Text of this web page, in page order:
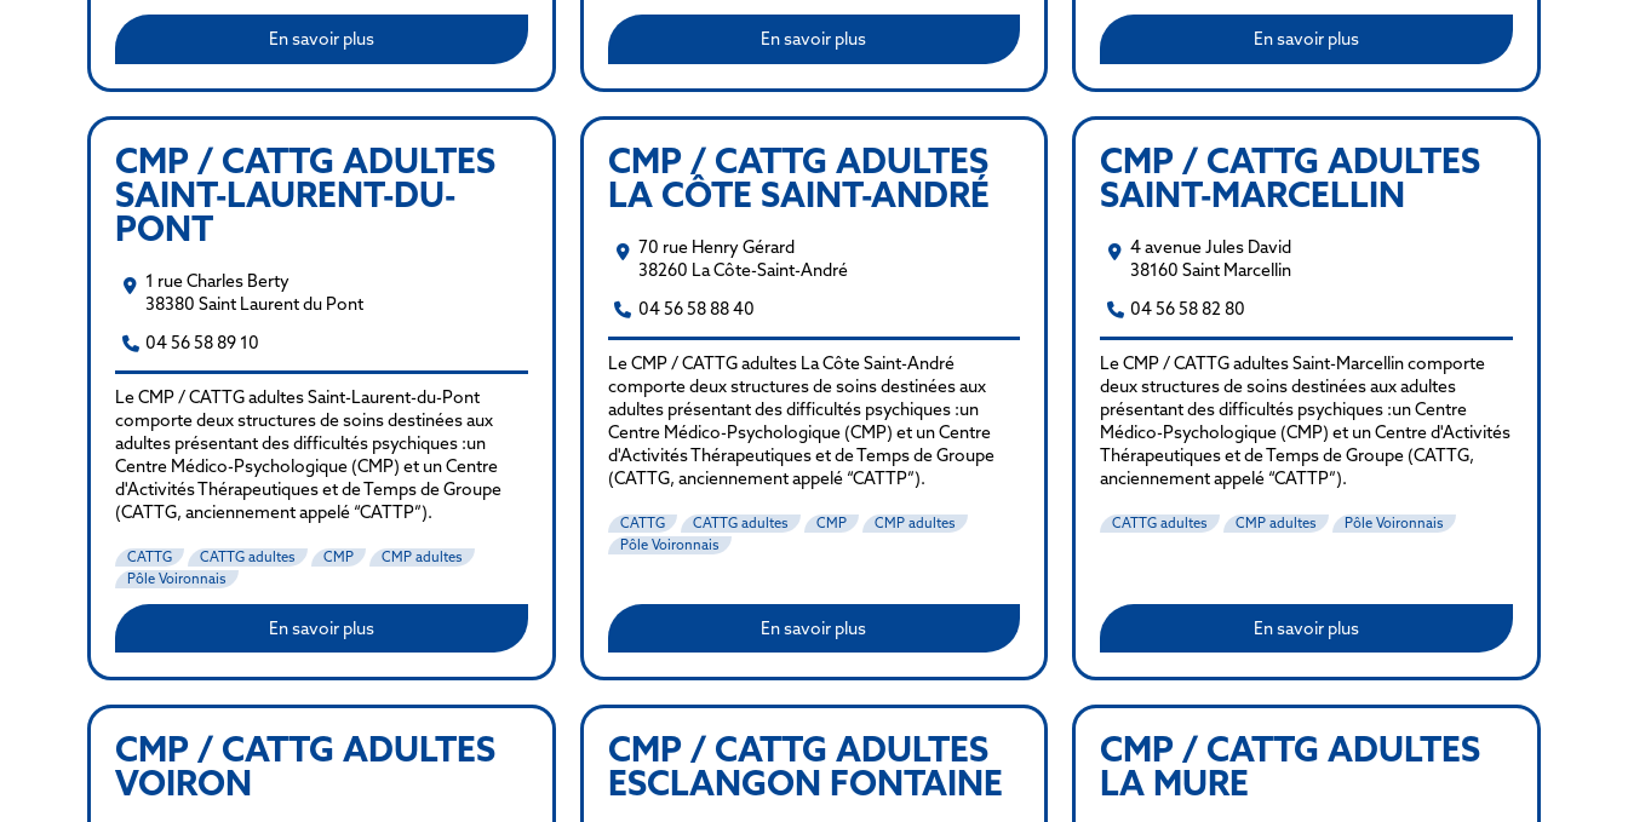
En savoir plus En savoir plus En savoir plus
CMP / CATTG ADULTES
SAINT-LAURENT-DU-
PONT
1 rue Charles Berty
38380 Saint Laurent du Pont
04 56 58 89 10
Le CMP / CATTG adultes Saint-Laurent-du-Pont
comporte deux structures de soins destinées aux
adultes présentant des difficultés psychiques :un
Centre Médico-Psychologique (CMP) et un Centre
d'Activités Thérapeutiques et de Temps de Groupe
(CATTG, anciennement appelé “CATTP”).
CATTG CATTG adultes CMP
CMP adultes
Pôle Voironnais
En savoir plus
CMP / CATTG ADULTES
LA CÔTE SAINT-ANDRÉ
70 rue Henry Gérard
38260 La Côte-Saint-André
04 56 58 88 40
Le CMP / CATTG adultes La Côte Saint-André
comporte deux structures de soins destinées aux
adultes présentant des difficultés psychiques :un
Centre Médico-Psychologique (CMP) et un Centre
d'Activités Thérapeutiques et de Temps de Groupe
(CATTG, anciennement appelé “CATTP”).
CATTG CATTG adultes CMP
CMP adultes
Pôle Voironnais
En savoir plus
CMP / CATTG ADULTES
SAINT-MARCELLIN
4 avenue Jules David
38160 Saint Marcellin
04 56 58 82 80
Le CMP / CATTG adultes Saint-Marcellin comporte
deux structures de soins destinées aux adultes
présentant des difficultés psychiques :un Centre
Médico-Psychologique (CMP) et un Centre d'Activités
Thérapeutiques et de Temps de Groupe (CATTG,
anciennement appelé “CATTP”).
CATTG adultes CMP adultes Pôle Voironnais
En savoir plus
CMP / CATTG ADULTES
VOIRON
CMP / CATTG ADULTES
ESCLANGON FONTAINE
CMP / CATTG ADULTES
LA MURE